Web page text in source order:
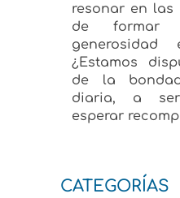
resonar en las
de
¿Estamos
de la
diaria, a
esperar
CATEGORÍAS